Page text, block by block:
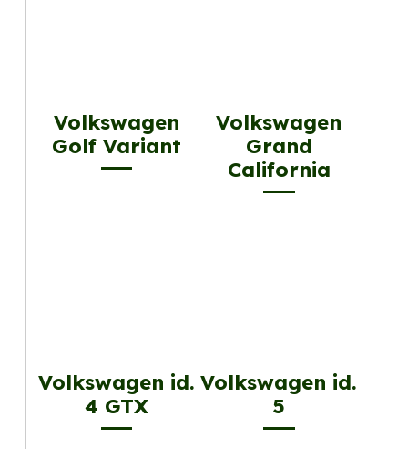
Volkswagen
Golf Variant
Volkswagen
Grand
California
Volkswagen id.
4 GTX
Volkswagen id.
5